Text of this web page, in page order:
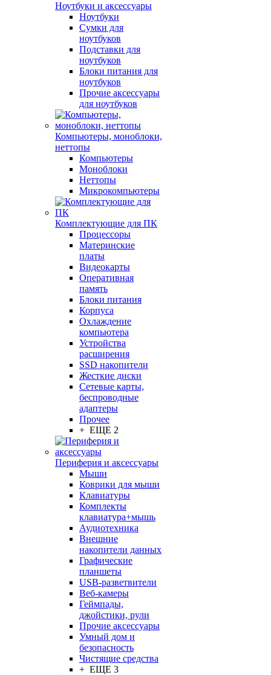
Ноутбуки и аксессуары
Ноутбуки
Сумки для
ноутбуков
Подставки для
ноутбуков
Блоки питания для
ноутбуков
Прочие аксессуары
для ноутбуков
Компьютеры, моноблоки,
неттопы
Компьютеры
Моноблоки
Неттопы
Микрокомпьютеры
Комплектующие для ПК
Процессоры
Материнские
платы
Видеокарты
Оперативная
память
Блоки питания
Корпуса
Охлаждение
компьютера
Устройства
расширения
SSD накопители
Жесткие диски
Сетевые карты,
беспроводные
адаптеры
Прочее
+ ЕЩЕ 2
Периферия и аксессуары
Мыши
Коврики для мыши
Клавиатуры
Комплекты
клавиатура+мышь
Аудиотехника
Внешние
накопители данных
Графические
планшеты
USB-разветвители
Веб-камеры
Геймпады,
джойстики, рули
Прочие аксессуары
Умный дом и
безопасность
Чистящие средства
+ ЕЩЕ 3